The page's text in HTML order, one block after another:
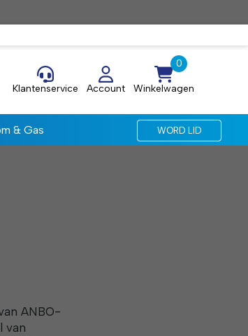
Klantenservice Account Winkelwagen
& Gas WORD LID
ANBO-
van